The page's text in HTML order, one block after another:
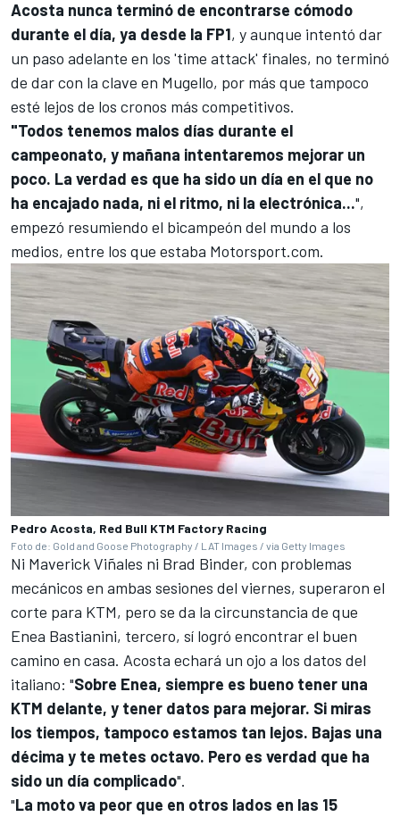
Acosta nunca terminó de encontrarse cómodo
durante el día, ya desde la FP1, y aunque intentó dar
un paso adelante en los 'time attack' finales, no terminó
de dar con la clave en Mugello, por más que tampoco
esté lejos de los cronos más competitivos.
"Todos tenemos malos días durante el
campeonato, y mañana intentaremos mejorar un
poco. La verdad es que ha sido un día en el que no
ha encajado nada, ni el ritmo, ni la electrónica...",
empezó resumiendo el bicampeón del mundo a los
medios, entre los que estaba Motorsport.com.
Pedro Acosta, Red Bull KTM Factory Racing
Foto de: Gold and Goose Photography / LAT Images / via Getty Images
Ni Maverick Viñales ni Brad Binder, con problemas
mecánicos en ambas sesiones del viernes, superaron el
corte para KTM, pero se da la circunstancia de que
Enea Bastianini, tercero, sí logró encontrar el buen
camino en casa. Acosta echará un ojo a los datos del
italiano: "Sobre Enea, siempre es bueno tener una
KTM delante, y tener datos para mejorar. Si miras
los tiempos, tampoco estamos tan lejos. Bajas una
décima y te metes octavo. Pero es verdad que ha
sido un día complicado".
"La moto va peor que en otros lados en las 15